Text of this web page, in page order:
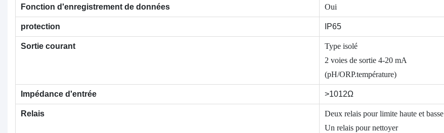
Fonction d'enregistrement de données Oui
protection IP65
Sortie courant
Type isolé
2 voies de sortie 4-20 mA
(pH/ORP.température)
Impédance d'entrée >1012Ω
Relais
Deux relais pour limite haute et basse
Un relais pour nettoyer